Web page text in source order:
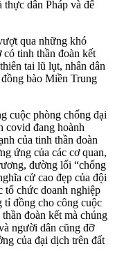
dân Pháp và đế
qua những khó
tinh thần đoàn kết
tai lũ lụt, nhân dân
bào Miền Trung
cuộc phòng chống đại
covid đang hoành
của tinh thần đoàn
ứng của các cơ quan,
đường lối “chống
cử cao đẹp của đội
tổ chức doanh nghiệp
tỉ đồng cho công cuộc
đoàn kết mà chúng
người dân cũng đỡ
của đại dịch trên đất